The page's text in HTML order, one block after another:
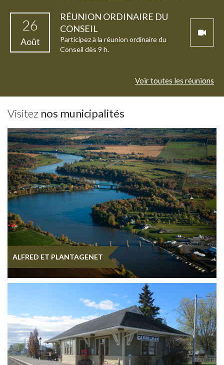
26
Août
RÉUNION ORDINAIRE DU
CONSEIL
Participez à la réunion ordinaire du
Conseil dès 9 h.
Voir toutes les réunions
Visitez nos municipalités
ALFRED ET PLANTAGENET